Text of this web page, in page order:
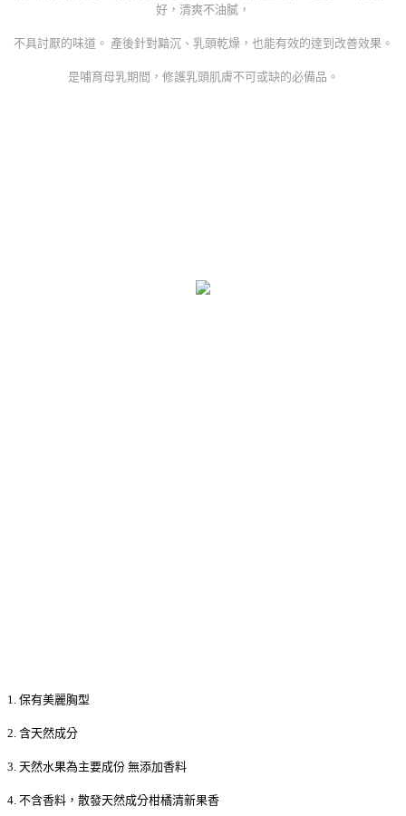
好，清爽不油膩，
不具討厭的味道。 產後針對黯沉、乳頭乾燥，也能有效的達到改善效果。
是哺育母乳期間，修護乳頭肌膚不可或缺的必備品。
1. 保有美麗胸型
2. 含天然成分
3. 天然水果為主要成份 無添加香料
4. 不含香料，散發天然成分柑橘清新果香